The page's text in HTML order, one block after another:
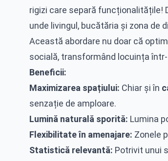
rigizi care separă funcționalitățile!
unde livingul, bucătăria și zona de
Această abordare nu doar că
socială, transformând locuința
Beneficii:
Maximizarea spațiului: Chiar și în
senzație de amploare.
Lumină naturală sporită: Lumina
Flexibilitate în amenajare: Zonele
Statistică relevantă: Potrivit unui